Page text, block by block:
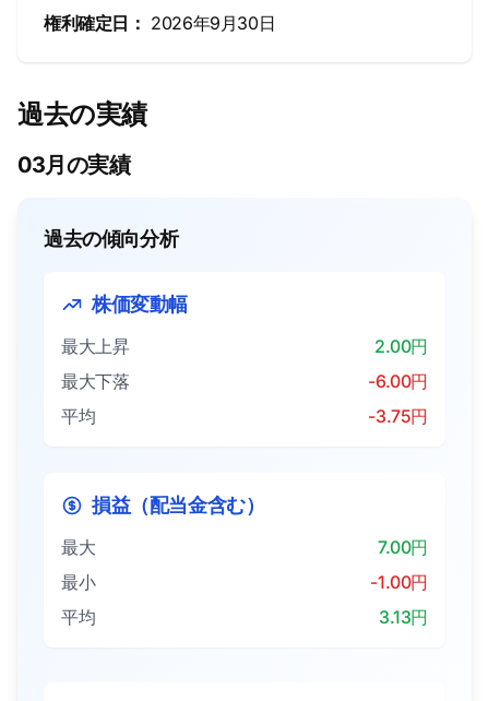
権利確定日： 2026年9月30日
過去の実績
03月の実績
過去の傾向分析
株価変動幅
最大上昇
2.00円
最大下落
-6.00円
平均
-3.75円
損益（配当金含む）
最大
7.00円
最小
-1.00円
平均
3.13円